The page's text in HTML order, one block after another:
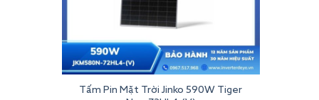
Tấm Pin Mặt Trời Jinko 590W Tiger